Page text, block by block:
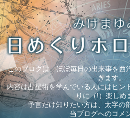
このブログは、ほぼ毎日の出来事を西
きます。
内容は占星術を学んでいる人にはヒン
りに（!）楽しめ
予言だけ知りたい方は、太字の
当ブログへのコメ